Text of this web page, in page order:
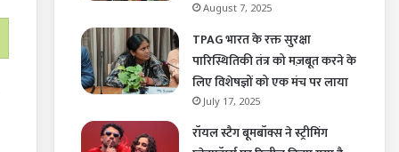
August 7, 2025
TPAG भारत के रक्त सुरक्षा
पारिस्थितिकी तंत्र को मज़बूत करने के
लिए विशेषज्ञों को एक मंच पर लाया
July 17, 2025
रॉयल स्टैग बूमबॉक्स ने स्ट्रीमिंग